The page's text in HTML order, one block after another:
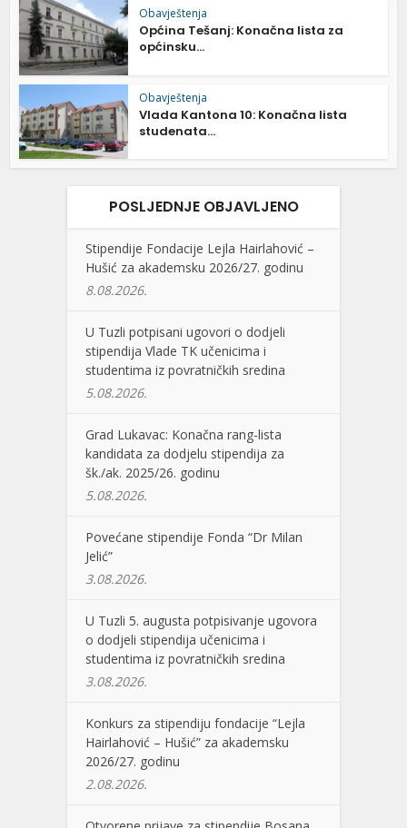
Obavještenja
Općina Tešanj: Konačna lista za
općinsku...
Obavještenja
Vlada Kantona 10: Konačna lista
studenata...
POSLJEDNJE OBJAVLJENO
Stipendije Fondacije Lejla Hairlahović –
Hušić za akademsku 2026/27. godinu
8.08.2026.
U Tuzli potpisani ugovori o dodjeli
stipendija Vlade TK učenicima i
studentima iz povratničkih sredina
5.08.2026.
Grad Lukavac: Konačna rang-lista
kandidata za dodjelu stipendija za
šk./ak. 2025/26. godinu
5.08.2026.
Povećane stipendije Fonda “Dr Milan
Jelić”
3.08.2026.
U Tuzli 5. augusta potpisivanje ugovora
o dodjeli stipendija učenicima i
studentima iz povratničkih sredina
3.08.2026.
Konkurs za stipendiju fondacije “Lejla
Hairlahović – Hušić” za akademsku
2026/27. godinu
2.08.2026.